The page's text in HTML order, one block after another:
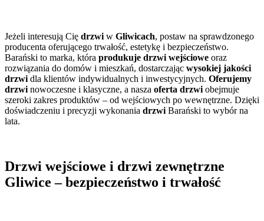
Jeżeli interesują Cię drzwi w Gliwicach, postaw na sprawdzonego
producenta oferującego trwałość, estetykę i bezpieczeństwo.
Barański to marka, która produkuje drzwi wejściowe oraz
rozwiązania do domów i mieszkań, dostarczając wysokiej jakości
drzwi dla klientów indywidualnych i inwestycyjnych. Oferujemy
drzwi nowoczesne i klasyczne, a nasza oferta drzwi obejmuje
szeroki zakres produktów – od wejściowych po wewnętrzne. Dzięki
doświadczeniu i precyzji wykonania drzwi Barański to wybór na
lata.
Drzwi wejściowe i drzwi zewnętrzne
Gliwice – bezpieczeństwo i trwałość